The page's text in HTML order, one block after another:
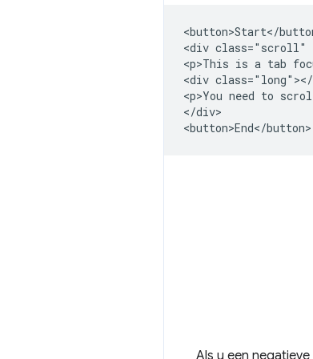
<button>Start</
<div class="scroll"
<p>This is a tab
<div
<p>You need to
</div>
Als u een